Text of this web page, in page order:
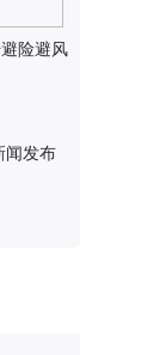
险避风
闻发布